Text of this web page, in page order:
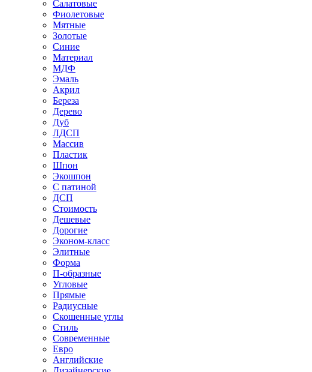
Салатовые
Фиолетовые
Мятные
Золотые
Синие
Материал
МДФ
Эмаль
Акрил
Береза
Дерево
Дуб
ЛДСП
Массив
Пластик
Шпон
Экошпон
С патиной
ДСП
Стоимость
Дешевые
Дорогие
Эконом-класс
Элитные
Форма
П-образные
Угловые
Прямые
Радиусные
Скошенные углы
Стиль
Современные
Евро
Английские